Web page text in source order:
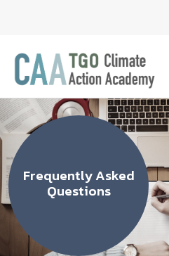
Frequently Asked
Questions